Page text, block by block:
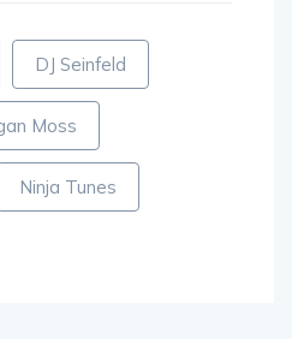
DJ Seinfeld
Moss
Ninja Tunes